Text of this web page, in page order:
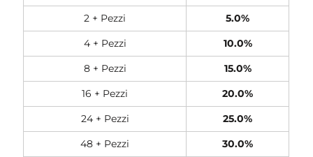
2 + Pezzi
5.0%
4 + Pezzi
10.0%
8 + Pezzi
15.0%
16 + Pezzi
20.0%
24 + Pezzi
25.0%
48 + Pezzi
30.0%